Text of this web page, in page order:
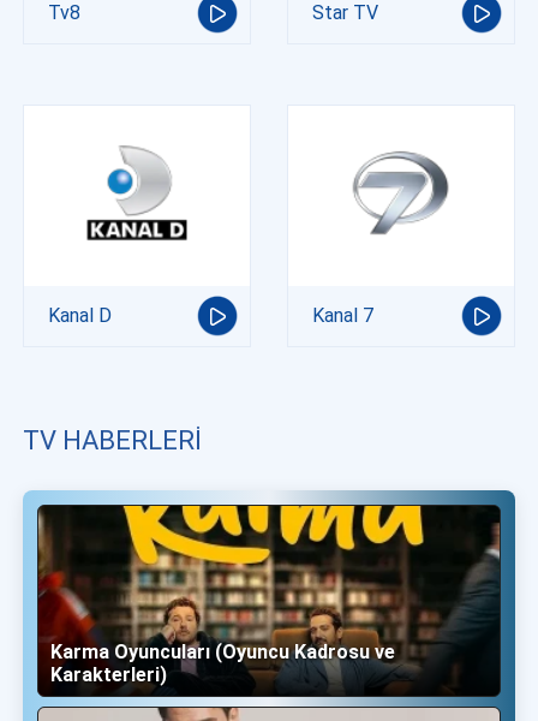
Tv8 Star TV
Kanal D Kanal 7
TV HABERLERI
Karma Oyuncuları (Oyuncu Kadrosu ve
Karakterleri)